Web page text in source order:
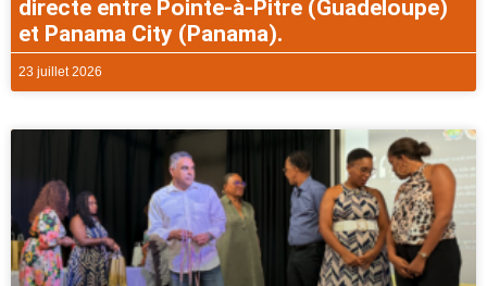
directe entre Pointe-à-Pitre (Guadeloupe)
et Panama City (Panama).
23 juillet 2026